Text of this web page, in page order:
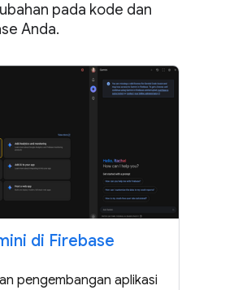
pada kode dan
Anda.
di Firebase
pengembangan aplikasi